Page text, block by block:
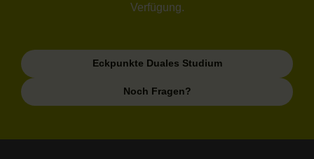
Verfügung.
Eckpunkte Duales Studium
Noch Fragen?